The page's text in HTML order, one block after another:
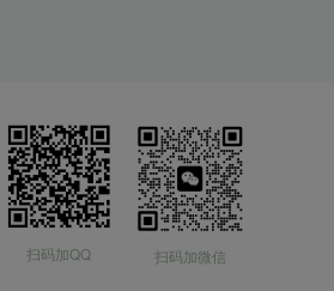
扫码加QQ 扫码加微信